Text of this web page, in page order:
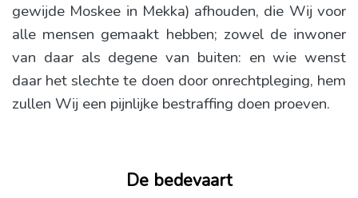
gewijde Moskee in Mekka) afhouden, die Wij voor
alle mensen gemaakt hebben; zowel de inwoner
van daar als degene van buiten: en wie wenst
daar het slechte te doen door onrechtpleging, hem
zullen Wij een pijnlijke bestraffing doen proeven.
De bedevaart